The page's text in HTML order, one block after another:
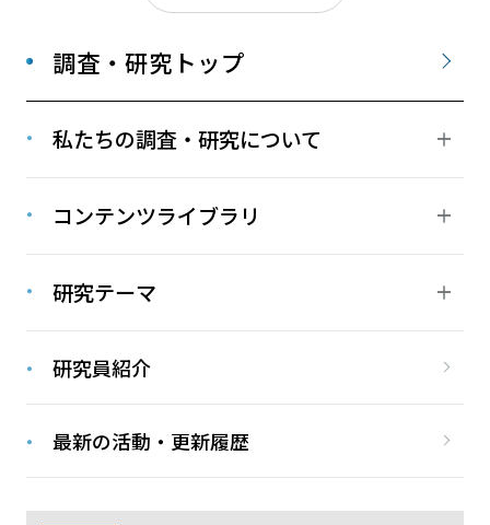
調査・研究トップ
私たちの調査・研究について
コンテンツライブラリ
研究テーマ
研究員紹介
最新の活動・更新履歴